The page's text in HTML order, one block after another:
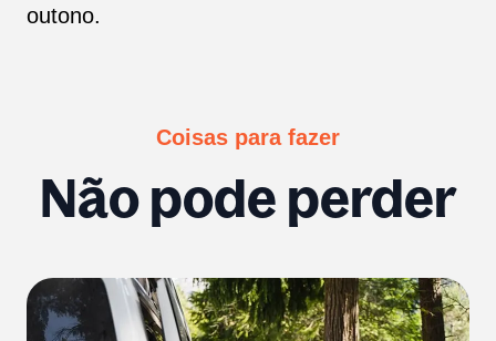
outono.
Coisas para fazer
Não pode perder